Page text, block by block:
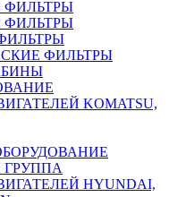
ФИЛЬТРЫ
KOMATSU,
HYUNDAI,